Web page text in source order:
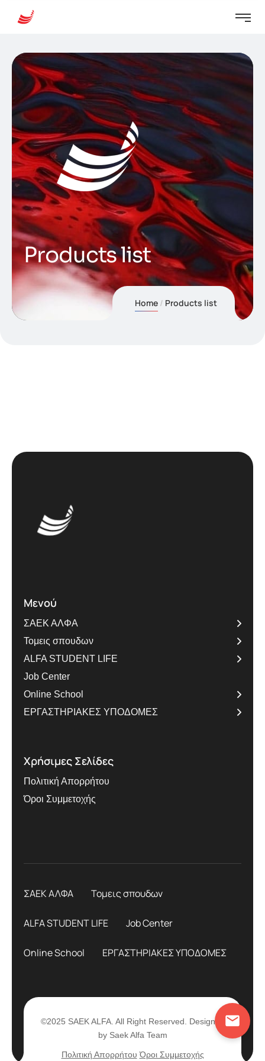
Products list
Home Products list
Μενού
ΣΑΕΚ ΑΛΦΑ
Τομεις σπουδων
ALFA STUDENT LIFE
Job Center
Online School
ΕΡΓΑΣΤΗΡΙΑΚΕΣ ΥΠΟΔΟΜΕΣ
Χρήσιμες Σελίδες
Πολιτική Απορρήτου
Όροι Συμμετοχής
ΣΑΕΚ ΑΛΦΑ Τομεις σπουδων
ALFA STUDENT LIFE Job Center
Online School ΕΡΓΑΣΤΗΡΙΑΚΕΣ ΥΠΟΔΟΜΕΣ
©2025 SAEK ALFA. All Right Reserved. Designed
by Saek Alfa Team
Πολιτική Απορρήτου Όροι Συμμετοχής